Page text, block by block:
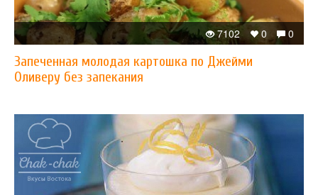
0
0
7102
Запеченная молодая картошка по Джейми
Оливеру без запекания